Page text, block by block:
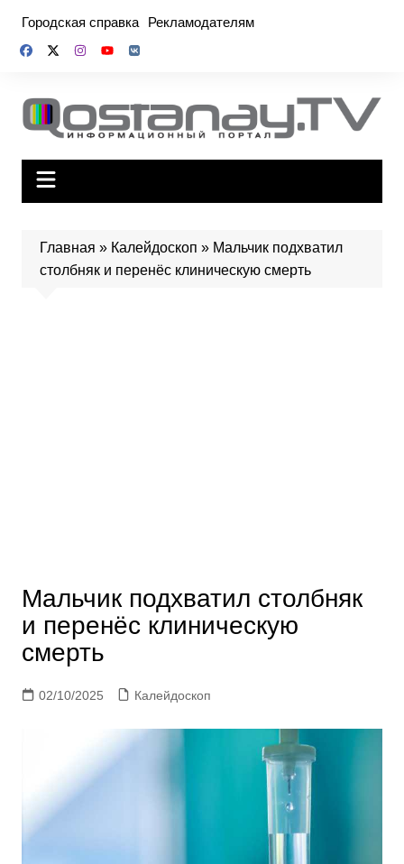
содержимому
Городская справка Рекламодателям
Главная » Калейдоскоп » Мальчик подхватил
столбняк и перенёс клиническую смерть
Мальчик подхватил столбняк
и перенёс клиническую
смерть
02/10/2025 Калейдоскоп